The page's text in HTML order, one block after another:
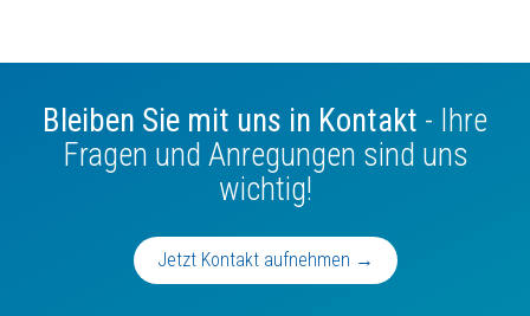
Bleiben Sie mit uns in Kontakt - Ihre
Fragen und Anregungen sind uns
wichtig!
Jetzt Kontakt aufnehmen →